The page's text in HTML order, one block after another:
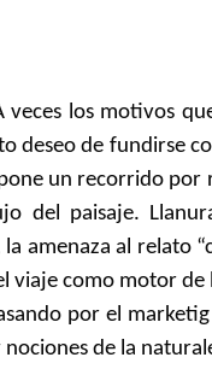
veces los motivos
de fundirse
un recorrido
del paisaje.
amenaza al relato
viaje como motor
por el marketig
de la